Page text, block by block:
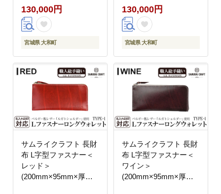
サイフ 名入れ ギフト
ルガトショルダー 本格
シンプル ファッション
日本製 手縫い ハンドメ
式会社Stand Field】
ta274-orange
130,000円
宮城県 大和町
サイフ 名入れ ギフト
ルガトショルダー 本格
シンプル ファッション
日本製 手縫い ハンドメ
式会社Stand Field】
ta274-purple
130,000円
宮城県 大和町
サムライクラフト 長財
布 L字型ファスナー＜
レッド＞
(200mm×95mm×厚み
サムライクラフト 長財
布 L字型ファスナー＜
ワイン＞
(200mm×95mm×厚み